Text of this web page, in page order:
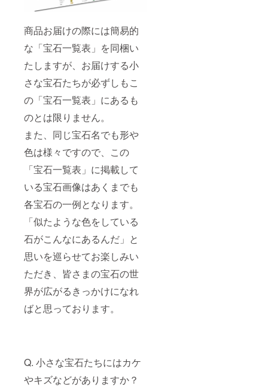
商品お届けの際には簡易的
な「宝石一覧表」を同梱い
たしますが、お届けする小
さな宝石たちが必ずしもこ
の「宝石一覧表」にあるも
のとは限りません。
また、同じ宝石名でも形や
色は様々ですので、この
「宝石一覧表」に掲載して
いる宝石画像はあくまでも
各宝石の一例となります。
「似たような色をしている
石がこんなにあるんだ」と
思いを巡らせてお楽しみい
ただき、皆さまの宝石の世
界が広がるきっかけになれ
ばと思っております。
Q. 小さな宝石たちにはカケ
やキズなどがありますか？